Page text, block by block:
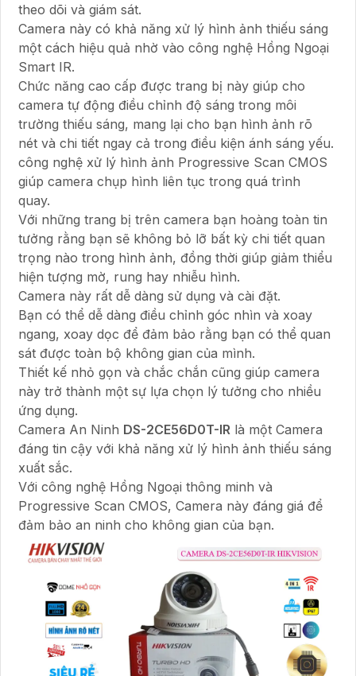
theo dõi và giám sát.
Camera này có khả năng xử lý hình ảnh thiếu sáng
một cách hiệu quả nhờ vào công nghệ Hồng Ngoại
Smart IR.
Chức năng cao cấp được trang bị này giúp cho
camera tự động điều chỉnh độ sáng trong môi
trường thiếu sáng, mang lại cho bạn hình ảnh rõ
nét và chi tiết ngay cả trong điều kiện ánh sáng yếu.
công nghệ xử lý hình ảnh Progressive Scan CMOS
giúp camera chụp hình liên tục trong quá trình
quay.
Với những trang bị trên camera bạn hoàng toàn tin
tưởng rằng bạn sẽ không bỏ lỡ bất kỳ chi tiết quan
trọng nào trong hình ảnh, đồng thời giúp giảm thiểu
hiện tượng mờ, rung hay nhiễu hình.
Camera này rất dễ dàng sử dụng và cài đặt.
Bạn có thể dễ dàng điều chỉnh góc nhìn và xoay
ngang, xoay dọc để đảm bảo rằng bạn có thể quan
sát được toàn bộ không gian của mình.
Thiết kế nhỏ gọn và chắc chắn cũng giúp camera
này trở thành một sự lựa chọn lý tưởng cho nhiều
ứng dụng.
Camera An Ninh DS-2CE56D0T-IR là một Camera
đáng tin cậy với khả năng xử lý hình ảnh thiếu sáng
xuất sắc.
Với công nghệ Hồng Ngoại thông minh và
Progressive Scan CMOS, Camera này đáng giá để
đảm bảo an ninh cho không gian của bạn.